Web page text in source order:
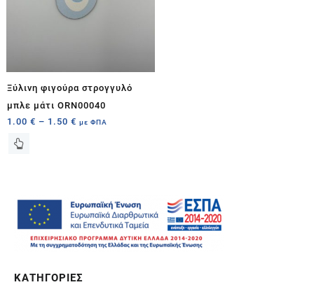
Ξύλινη φιγούρα στρογγυλό
μπλε μάτι ORN00040
1.00 € – 1.50 € με ΦΠΑ
ΚΑΤΗΓΟΡΙΕΣ